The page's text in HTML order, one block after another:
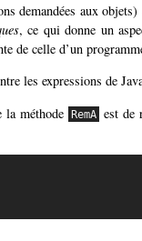
demandées aux
, ce qui donne un
de celle d’un
les expressions de
la méthode RemA est de